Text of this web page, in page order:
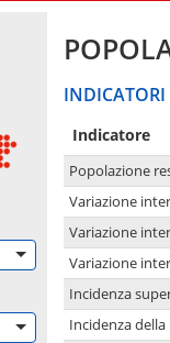
Indicatore
Popolazione
Variazione
Variazione
Variazione
Incidenza
Incidenza